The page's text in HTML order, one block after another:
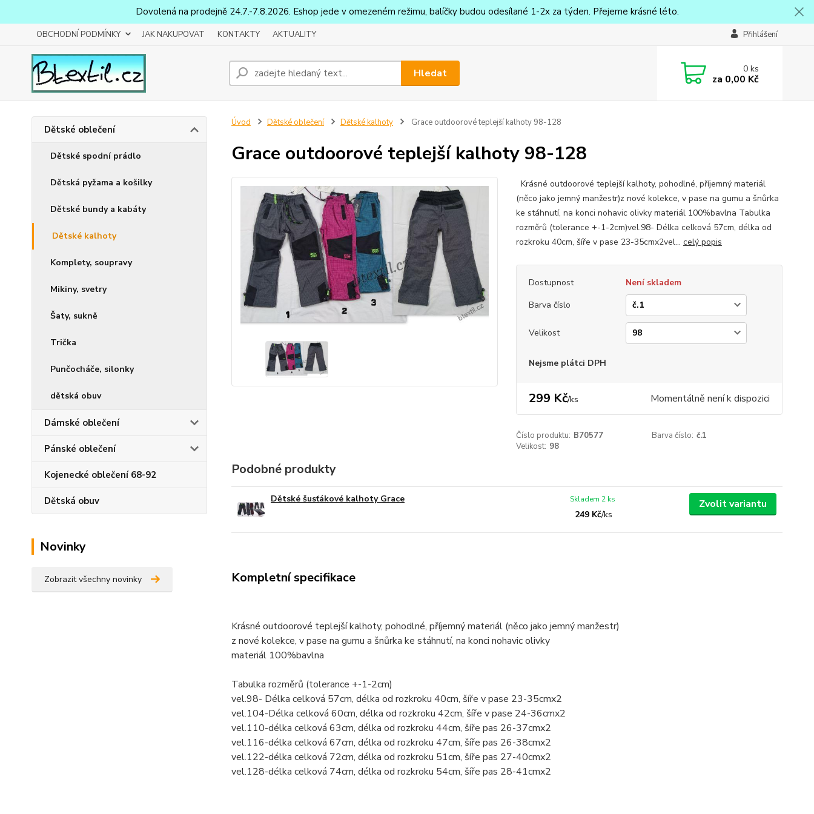
Dovolená na prodejně 24.7.-7.8.2026. Eshop jede v omezeném režimu, balíčky budou odesílané 1-2x za týden. Přejeme krásné léto.
OBCHODNÍ PODMÍNKY JAK NAKUPOVAT KONTAKTY AKTUALITY Přihlášení
Hledat 0ks
za 0,00 Kč
Dětské oblečení
Dětské spodní prádlo
Dětská pyžama a košilky
Dětské bundy a kabáty
Dětské kalhoty
Komplety, soupravy
Mikiny, svetry
Šaty, sukně
Trička
Punčocháče, silonky
dětská obuv
Dámské oblečení
Pánské oblečení
Kojenecké oblečení 68-92
Dětská obuv
Novinky
Zobrazit všechny novinky
Úvod Dětské oblečení Dětské kalhoty Grace outdoorové teplejší kalhoty 98-128
Grace outdoorové teplejší kalhoty 98-128
Krásné outdoorové teplejší kalhoty, pohodlné, příjemný materiál
(něco jako jemný manžestr)z nové kolekce, v pase na gumu a šnůrka
ke stáhnutí, na konci nohavic olivky materiál 100%bavlna Tabulka
rozměrů (tolerance +-1-2cm)vel.98- Délka celková 57cm, délka od
rozkroku 40cm, šíře v pase 23-35cmx2vel... celý popis
Dostupnost
Není skladem
Barva číslo
Velikost
Nejsme plátci DPH
299 Kč/ks Momentálně není k dispozici
Číslo produktu: B70577 Barva číslo: č.1
Velikost: 98
Podobné produkty
Dětské šusťákové kalhoty Grace
249 Kč/ks
Skladem 2 ks Zvolit variantu
Kompletní specifikace
Krásné outdoorové teplejší kalhoty, pohodlné, příjemný materiál (něco jako jemný manžestr)
z nové kolekce, v pase na gumu a šnůrka ke stáhnutí, na konci nohavic olivky
materiál 100%bavlna
Tabulka rozměrů (tolerance +-1-2cm)
vel.98- Délka celková 57cm, délka od rozkroku 40cm, šíře v pase 23-35cmx2
vel.104-Délka celková 60cm, délka od rozkroku 42cm, šíře v pase 24-36cmx2
vel.110-délka celková 63cm, délka od rozkroku 44cm, šíře pas 26-37cmx2
vel.116-délka celková 67cm, délka od rozkroku 47cm, šíře pas 26-38cmx2
vel.122-délka celková 72cm, délka od rozkroku 51cm, šíře pas 27-40cmx2
vel.128-délka celková 74cm, délka od rozkroku 54cm, šíře pas 28-41cmx2